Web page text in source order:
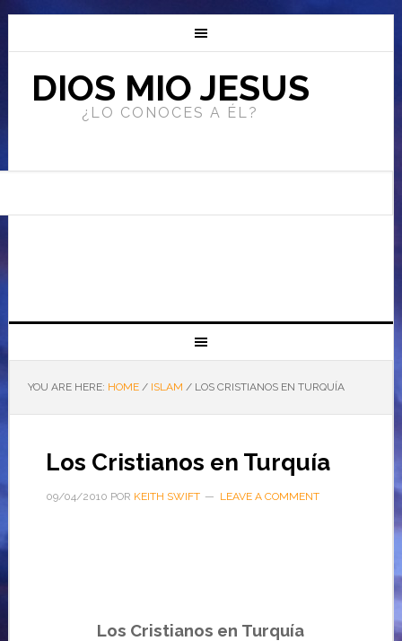
DIOS MIO JESUS
¿LO CONOCES A ÉL?
YOU ARE HERE: HOME / ISLAM /LOS CRISTIANOS EN TURQUÍA
Los Cristianos en Turquía
09/04/2010 POR KEITH SWIFT LEAVE A COMMENT
Los Cristianos en Turquía